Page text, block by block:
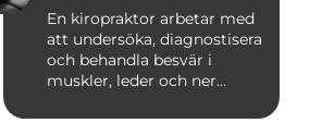
En kiropraktor arbetar med
att undersöka, diagnostisera
och behandla besvär i
muskler, leder och ner...